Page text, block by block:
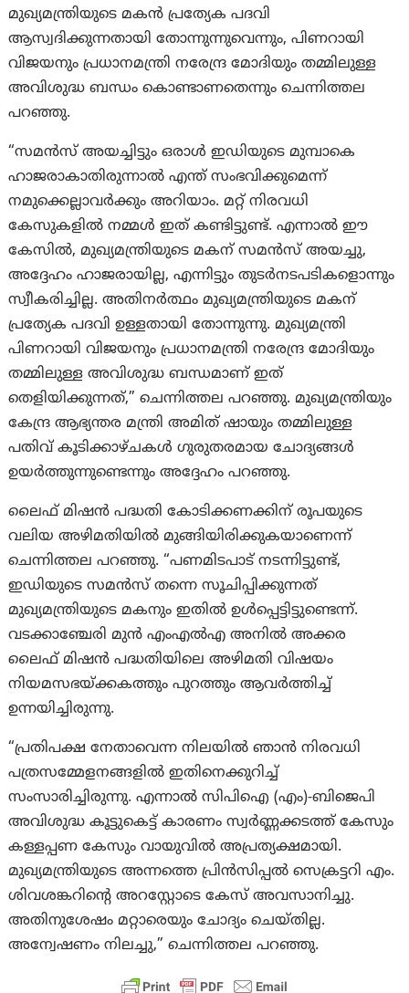
മുഖ്യമന്ത്രിയുടെ മകൻ പ്രത്യേക പദവി
ആസ്വദിക്കുന്നതായി തോന്നുന്നുവെന്നും, പിണറായി
വിജയനും പ്രധാനമന്ത്രി നരേന്ദ്ര മോദിയും തമ്മിലുള്ള
അവിശുദ്ധ ബന്ധം കൊണ്ടാണതെന്നും ചെന്നിത്തല
പറഞ്ഞു.
“സമൻസ് അയച്ചിട്ടും ഒരാൾ ഇഡിയുടെ മുമ്പാകെ
ഹാജരാകാതിരുന്നാൽ എന്ത് സംഭവിക്കുമെന്ന്
നമുക്കെല്ലാവർക്കും അറിയാം. മറ്റ് നിരവധി
കേസുകളിൽ നമ്മൾ ഇത് കണ്ടിട്ടുണ്ട്. എന്നാൽ ഈ
കേസിൽ, മുഖ്യമന്ത്രിയുടെ മകന് സമൻസ് അയച്ചു,
അദ്ദേഹം ഹാജരായില്ല, എന്നിട്ടും തുടർനടപടികളൊന്നും
സ്വീകരിച്ചില്ല. അതിനര്‍ത്ഥം മുഖ്യമന്ത്രിയുടെ മകന്
പ്രത്യേക പദവി ഉള്ളതായി തോന്നുന്നു. മുഖ്യമന്ത്രി
പിണറായി വിജയനും പ്രധാനമന്ത്രി നരേന്ദ്ര മോദിയും
തമ്മിലുള്ള അവിശുദ്ധ ബന്ധമാണ് ഇത്
തെളിയിക്കുന്നത്,” ചെന്നിത്തല പറഞ്ഞു. മുഖ്യമന്ത്രിയും
കേന്ദ്ര ആഭ്യന്തര മന്ത്രി അമിത് ഷായും തമ്മിലുള്ള
പതിവ് കൂടിക്കാഴ്ചകൾ ഗുരുതരമായ ചോദ്യങ്ങൾ
ഉയർത്തുന്നുണ്ടെന്നും അദ്ദേഹം പറഞ്ഞു.
ലൈഫ് മിഷൻ പദ്ധതി കോടിക്കണക്കിന് രൂപയുടെ
വലിയ അഴിമതിയിൽ മുങ്ങിയിരിക്കുകയാണെന്ന്
ചെന്നിത്തല പറഞ്ഞു. “പണമിടപാട് നടന്നിട്ടുണ്ട്,
ഇഡിയുടെ സമൻസ് തന്നെ സൂചിപ്പിക്കുന്നത്
മുഖ്യമന്ത്രിയുടെ മകനും ഇതിൽ ഉൾപ്പെട്ടിട്ടുണ്ടെന്ന്.
വടക്കാഞ്ചേരി മുൻ എംഎൽഎ അനിൽ അക്കര
ലൈഫ് മിഷൻ പദ്ധതിയിലെ അഴിമതി വിഷയം
നിയമസഭയ്ക്കകത്തും പുറത്തും ആവർത്തിച്ച്
ഉന്നയിച്ചിരുന്നു.
“പ്രതിപക്ഷ നേതാവെന്ന നിലയിൽ ഞാൻ നിരവധി
പത്രസമ്മേളനങ്ങളിൽ ഇതിനെക്കുറിച്ച്
സംസാരിച്ചിരുന്നു. എന്നാൽ സിപിഐ (എം)-ബിജെപി
അവിശുദ്ധ കൂട്ടുകെട്ട് കാരണം സ്വർണ്ണക്കടത്ത് കേസും
കള്ളപ്പണ കേസും വായുവിൽ അപ്രത്യക്ഷമായി.
മുഖ്യമന്ത്രിയുടെ അന്നത്തെ പ്രിൻസിപ്പൽ സെക്രട്ടറി എം.
ശിവശങ്കറിന്റെ അറസ്റ്റോടെ കേസ് അവസാനിച്ചു.
അതിനുശേഷം മറ്റാരെയും ചോദ്യം ചെയ്തില്ല.
അന്വേഷണം നിലച്ചു,” ചെന്നിത്തല പറഞ്ഞു.